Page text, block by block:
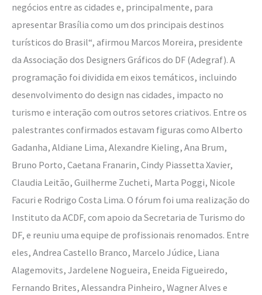
negócios entre as cidades e, principalmente, para
apresentar Brasília como um dos principais destinos
turísticos do Brasil“, afirmou Marcos Moreira, presidente
da Associação dos Designers Gráficos do DF (Adegraf). A
programação foi dividida em eixos temáticos, incluindo
desenvolvimento do design nas cidades, impacto no
turismo e interação com outros setores criativos. Entre os
palestrantes confirmados estavam figuras como Alberto
Gadanha, Aldiane Lima, Alexandre Kieling, Ana Brum,
Bruno Porto, Caetana Franarin, Cindy Piassetta Xavier,
Claudia Leitão, Guilherme Zucheti, Marta Poggi, Nicole
Facuri e Rodrigo Costa Lima. O fórum foi uma realização do
Instituto da ACDF, com apoio da Secretaria de Turismo do
DF, e reuniu uma equipe de profissionais renomados. Entre
eles, Andrea Castello Branco, Marcelo Júdice, Liana
Alagemovits, Jardelene Nogueira, Eneida Figueiredo,
Fernando Brites, Alessandra Pinheiro, Wagner Alves e